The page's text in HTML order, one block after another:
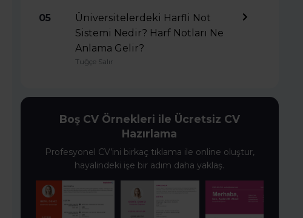
05
Üniversitelerdeki Harfli Not
Sistemi Nedir? Harf Notları Ne
Anlama Gelir?
Tuğçe Salır
Boş CV Örnekleri ile Ücretsiz CV
Hazırlama
Profesyonel CV’ini birkaç tıklama ile online oluştur,
hayalindeki işe bir adım daha yaklaş.